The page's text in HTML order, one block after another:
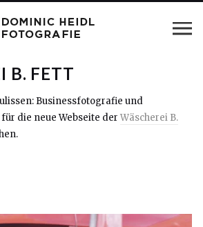
B. FETT
Businessfotografie und
die neue Webseite der Wäscherei B.